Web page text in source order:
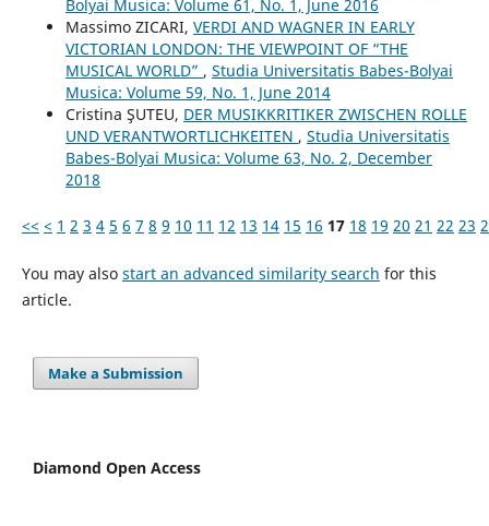
Bolyai Musica: Volume 61, No. 1, June 2016
Massimo ZICARI, VERDI AND WAGNER IN EARLY
VICTORIAN LONDON: THE VIEWPOINT OF “THE
MUSICAL WORLD” , Studia Universitatis Babes-Bolyai
Musica: Volume 59, No. 1, June 2014
Cristina ŞUTEU, DER MUSIKKRITIKER ZWISCHEN ROLLE
UND VERANTWORTLICHKEITEN , Studia Universitatis
Babes-Bolyai Musica: Volume 63, No. 2, December
2018
<< < 1 2 3 4 5 6 7 8 9 10 11 12 13 14 15 16 17 18 19 20 21 22 23
You may also start an advanced similarity search for this
article.
Make a Submission
Diamond Open Access